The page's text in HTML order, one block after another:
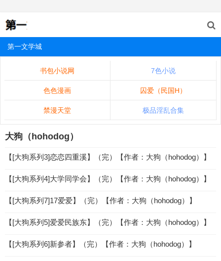
第一文学城
书包小说网 7色小说
色色漫画 囚爱（民国H）
禁漫天堂 极品淫乱合集
大狗（hohodog）
【[大狗系列3]恋恋四重溪】（完）【作者：大狗（hohodog）】
【[大狗系列4]大学同学会】（完）【作者：大狗（hohodog）】
【[大狗系列7]17爱爱】（完）【作者：大狗（hohodog）】
【[大狗系列5]爱爱民族东】（完）【作者：大狗（hohodog）】
【[大狗系列6]新参者】（完）【作者：大狗（hohodog）】